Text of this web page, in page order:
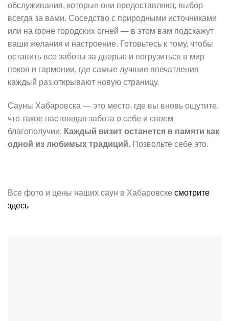
обслуживания, которые они предоставляют, выбор
всегда за вами. Соседство с природными источниками
или на фоне городских огней — в этом вам подскажут
ваши желания и настроение. Готовьтесь к тому, чтобы
оставить все заботы за дверью и погрузиться в мир
покоя и гармонии, где самые лучшие впечатления
каждый раз открывают новую страницу.
Сауны Хабаровска — это место, где вы вновь ощутите,
что такое настоящая забота о себе и своем
благополучии. Каждый визит останется в памяти как
одной из любимых традиций. Позвольте себе это.
Все фото и цены наших саун в Хабаровске смотрите
здесь